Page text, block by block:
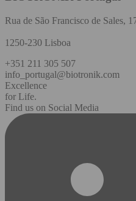
Rua de São Francisco de Sales,
1250-230 Lisboa
+351 211 305 507
info_portugal@biotronik.com
Excellence
for Life.
Find us on Social Media